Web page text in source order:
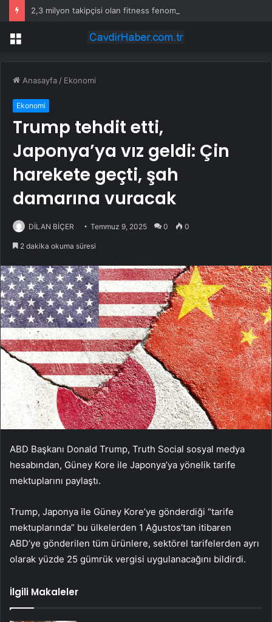
Menü
Anasayfa / Ekonomi
Ekonomi
Trump tehdit etti,
Japonya’ya vız geldi: Çin
harekete geçti, şah
damarına vuracak
DİLAN BİÇER Temmuz 9, 2025 0 0
2 dakika okuma süresi
ABD Başkanı Donald Trump, Truth Social sosyal medya
hesabından, Güney Kore ile Japonya’ya yönelik tarife
mektuplarını paylaştı.
Trump, Japonya ile Güney Kore’ye gönderdiği “tarife
mektuplarında” bu ülkelerden 1 Ağustos’tan itibaren
ABD’ye gönderilen tüm ürünlere, sektörel tarifelerden ayrı
olarak yüzde 25 gümrük vergisi uygulanacağını bildirdi.
İlgili Makaleler